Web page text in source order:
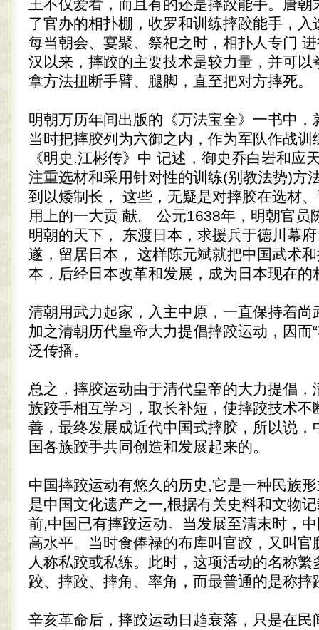
王不仅爱看，而且有的还是摔跤能手。唐朝
了官办的相扑棚，收罗和训练摔跤能手，入
每当朝会、宴聚、祭祀之时，相扑人专门
汉以来，摔跤的主要技术是较力量，并可以
拿方法扭断手臂、腿脚，直至把对方摔死。
明朝万历年间出版的《万法宝全》一书中，
当时把摔胶列为六御之内，作为军队作战训
《明史.江彬传》中 记述，御史乔白岩和应
注重选材和采用针对性的训练(别教法势)方
到以矮制长， 这些，无疑是对摔胶在选材
用上的一大贡 献。 公元1638年，明朝官员
明朝的天下， 东渡日本，求援兵于德川幕
遂，留居日本， 这样陈元斌就把中国武术
本，后经日本改革和发展，成为日本现在的
清朝用武力起家，入主中原，一直保持着尚
加之清朝历代皇帝大力提倡摔跤运动，因而
泛传播。
总之，摔胶运动由于清代皇帝的大力提倡，
族跤手相互学习，取长补短，使摔跤技术不
善，最终发展成近代中国式摔胶，所以说，
国各族跤手共同创造和发展起来的。
中国摔跤运动有悠久的历史,它是一种民族
是中国文化遗产之一,根据有关史料和文物
前,中国已有摔跤运动。当发展至清末时，
高水平。当时食俸禄的布库叫官跤，又叫官
人称私跤或私练。此时，这项活动的名称繁
跤、摔跤、摔角、率角，而最普通的是称摔
辛亥革命后，摔跤运动日趋衰落，只是在民